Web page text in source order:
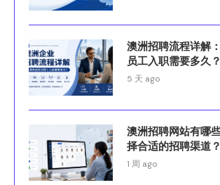
澳洲招聘流程详解
员工入职需要多久？
5 天 ago
澳洲招聘网站有哪
择合适的招聘渠道？
1 周 ago